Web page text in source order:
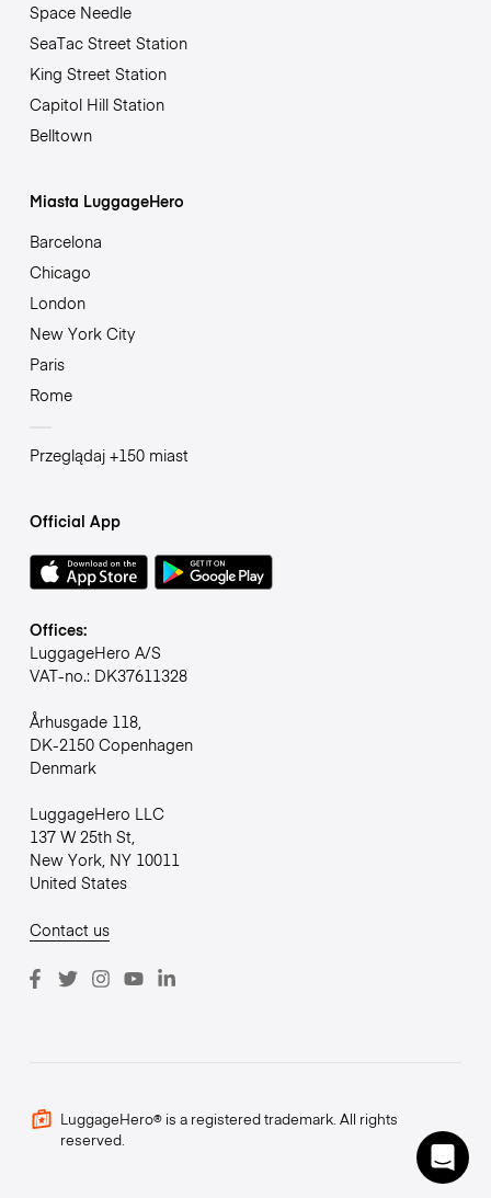
Space Needle
SeaTac Street Station
King Street Station
Capitol Hill Station
Belltown
Miasta LuggageHero
Barcelona
Chicago
London
New York City
Paris
Rome
Przeglądaj +150 miast
Official App
Offices:
LuggageHero A/S
VAT-no.: DK37611328
Århusgade 118,
DK-2150 Copenhagen
Denmark
LuggageHero LLC
137 W 25th St,
New York, NY 10011
United States
Contact us
LuggageHero® is a registered trademark. All rights
reserved.